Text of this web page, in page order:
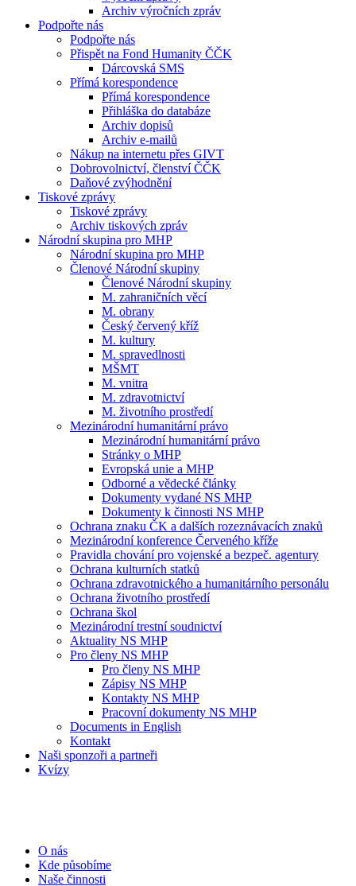
Archiv výročních zpráv
Podpořte nás
Podpořte nás
Přispět na Fond Humanity ČČK
Dárcovská SMS
Přímá korespondence
Přímá korespondence
Přihláška do databáze
Archiv dopisů
Archiv e-mailů
Nákup na internetu přes GIVT
Dobrovolnictví, členství ČČK
Daňové zvýhodnění
Tiskové zprávy
Tiskové zprávy
Archiv tiskových zpráv
Národní skupina pro MHP
Národní skupina pro MHP
Členové Národní skupiny
Členové Národní skupiny
M. zahraničních věcí
M. obrany
Český červený kříž
M. kultury
M. spravedlnosti
MŠMT
M. vnitra
M. zdravotnictví
M. životního prostředí
Mezinárodní humanitární právo
Mezinárodní humanitární právo
Stránky o MHP
Evropská unie a MHP
Odborné a vědecké články
Dokumenty vydané NS MHP
Dokumenty k činnosti NS MHP
Ochrana znaku ČK a dalších rozeznávacích znaků
Mezinárodní konference Červeného kříže
Pravidla chování pro vojenské a bezpeč. agentury
Ochrana kulturních statků
Ochrana zdravotnického a humanitárního personálu
Ochrana životního prostředí
Ochrana škol
Mezinárodní trestní soudnictví
Aktuality NS MHP
Pro členy NS MHP
Pro členy NS MHP
Zápisy NS MHP
Kontakty NS MHP
Pracovní dokumenty NS MHP
Documents in English
Kontakt
Naši sponzoři a partneři
Kvízy
O nás
Kde působíme
Naše činnosti